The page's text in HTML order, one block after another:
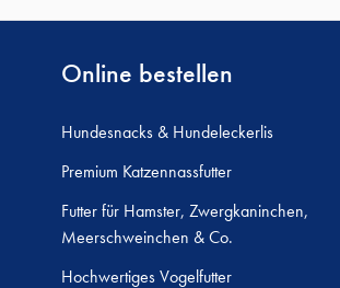
Online bestellen
Hundesnacks & Hundeleckerlis
Premium Katzennassfutter
Futter für Hamster, Zwergkaninchen,
Meerschweinchen & Co.
Hochwertiges Vogelfutter